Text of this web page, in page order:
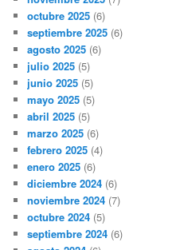
octubre 2025 (6)
septiembre 2025 (6)
agosto 2025 (6)
julio 2025 (5)
junio 2025 (5)
mayo 2025 (5)
abril 2025 (5)
marzo 2025 (6)
febrero 2025 (4)
enero 2025 (6)
diciembre 2024 (6)
noviembre 2024 (7)
octubre 2024 (5)
septiembre 2024 (6)